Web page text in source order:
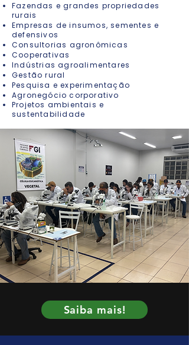
Fazendas e grandes propriedades
rurais
Empresas de insumos, sementes e
defensivos
Consultorias agronômicas
Cooperativas
Indústrias agroalimentares
Gestão rural
Pesquisa e experimentação
Agronegócio corporativo
Projetos ambientais e
sustentabilidade
Saiba mais!